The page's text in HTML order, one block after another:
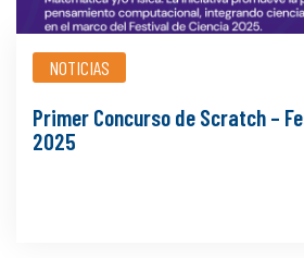
NOTICIAS
Primer Concurso de Scratch –
2025